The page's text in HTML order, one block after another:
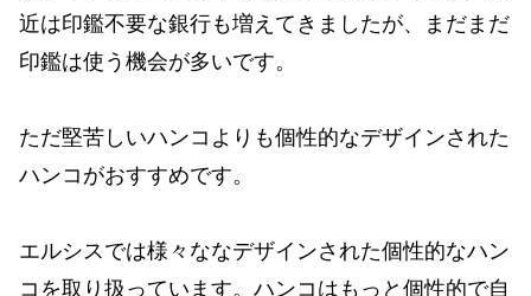
近は印鑑不要な銀行も増えてきましたが、まだまだ
印鑑は使う機会が多いです。
ただ堅苦しいハンコよりも個性的なデザインされた
ハンコがおすすめです。
エルシスでは様々ななデザインされた個性的なハン
コを取り扱っています。ハンコはもっと個性的で自